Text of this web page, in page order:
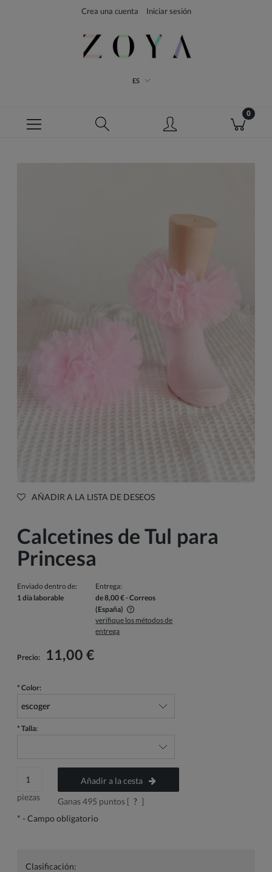
Crea una cuenta Iniciar sesión
ES
AÑADIR A LA LISTA DE DESEOS
Calcetines de Tul para
Princesa
Enviado dentro de:
1 día laborable
Entrega:
de 8,00 €- Correos
(España)
El precio no incluye los posibles gastos de pago
verifique los métodos de
entrega
Precio: 11,00 €
* Color:
* Talla:
piezas
Añadir a la cesta
Ganas495 puntos [ ? ]
* - Campo obligatorio
Clasificación: